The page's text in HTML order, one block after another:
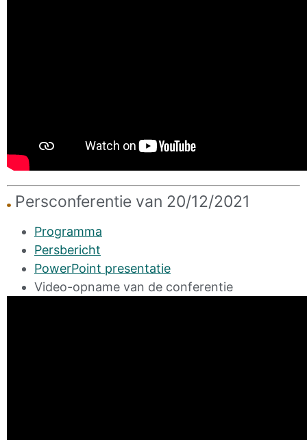
Persconferentie van 20/12/2021
Programma
Persbericht
PowerPoint presentatie
Video-opname van de conferentie